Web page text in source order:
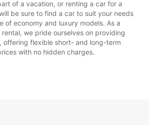
of a vacation, or renting a car for a
be sure to find a car to suit your needs
of economy and luxury models. As a
we pride ourselves on providing
offering flexible short- and long-term
with no hidden charges.